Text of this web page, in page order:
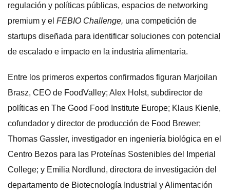
regulación y políticas públicas, espacios de networking
premium y el FEBIO Challenge, una competición de
startups diseñada para identificar soluciones con potencial
de escalado e impacto en la industria alimentaria.
Entre los primeros expertos confirmados figuran Marjoilan
Brasz, CEO de FoodValley; Alex Holst, subdirector de
políticas en The Good Food Institute Europe; Klaus Kienle,
cofundador y director de producción de Food Brewer;
Thomas Gassler, investigador en ingeniería biológica en el
Centro Bezos para las Proteínas Sostenibles del Imperial
College; y Emilia Nordlund, directora de investigación del
departamento de Biotecnología Industrial y Alimentación